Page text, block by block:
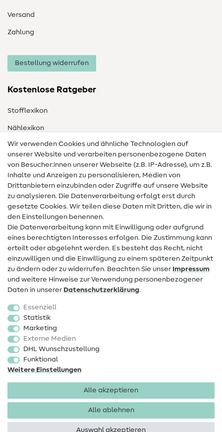
Versand
Zahlung
Bestellung widerrufen
Kostenlose Ratgeber
Stofflexikon
Nählexikon
Nähanleitungen
Hilfe & Kontakt
Kontakt
Infos zum Betreiberwechsel
Widerrufsrecht
Beliebt
Stoffe
Sale
Schnittmuster
Wir verwenden Cookies und ähnliche Technologien auf
unserer Website und verarbeiten personenbezogene Daten
von Besucher:innen unserer Webseite (z.B. IP-Adresse), um z.B.
Inhalte und Anzeigen zu personalisieren, Medien von
Drittanbietern einzubinden oder Zugriffe auf unsere Website
zu analysieren. Die Datenverarbeitung erfolgt erst durch
gesetzte Cookies. Wir teilen diese Daten mit Dritten, die wir in
den Einstellungen benennen.
Die Datenverarbeitung kann mit Einwilligung oder aufgrund
eines berechtigten Interesses erfolgen. Die Zustimmung kann
erteilt oder abgelehnt werden. Es besteht das Recht, nicht
einzuwilligen und die Einwilligung zu einem späteren Zeitpunkt
zu ändern oder zu widerrufen. Beachten Sie unser Impressum
und weitere Hinweise zur Verwendung personenbezogener
Daten in unserer Daten­schutz­erklärung.
Essenziell
Statistik
Marketing
Externe Medien
DHL Wunschzustellung
Funktional
Weitere Einstellungen
Alle akzeptieren
Alle ablehnen
Auswahl akzeptieren
Impressum Datenschutz
AGB